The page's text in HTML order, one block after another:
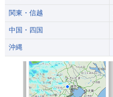
関東・信越
中国・四国
沖縄